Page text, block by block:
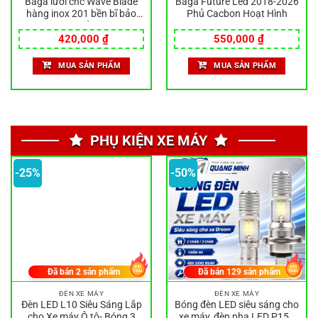
hàng inox 201 bền bĩ bảo
420,000 ₫
MUA SẢN PHẨM
Phủ Cacbon Hoạt Hình
550,000 ₫
MUA SẢN PHẨM
PHỤ KIỆN XE MÁY
-25%
ĐÈN XE MÁY
Đèn LED L10 Siêu Sáng Lắp
Đã bán2 sản phẩm
-50%
ĐÈN XE MÁY
Bóng đèn LED siêu sáng cho
Đã bán 129 sản phẩm